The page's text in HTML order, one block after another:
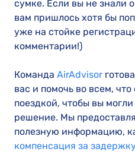
сумке. Если вы не знали
вам пришлось хотя бы
уже на стойке
комментарии!)
Команда AirAdvisor
вас и помочь во всем,
поездкой, чтобы вы
решение. Мы
полезную информацию,
компенсация за